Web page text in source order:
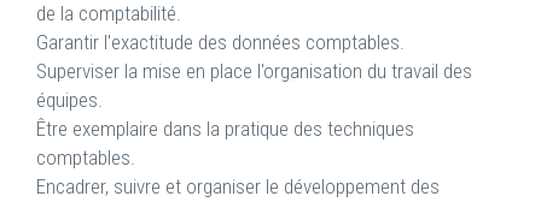
de la comptabilité.
Garantir l'exactitude des données comptables.
Superviser la mise en place l'organisation du travail des
équipes.
Être exemplaire dans la pratique des techniques
comptables.
Encadrer, suivre et organiser le développement des